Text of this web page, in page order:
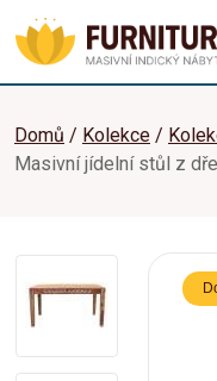
Domů Kolekce
Masivní jídelní stůl z